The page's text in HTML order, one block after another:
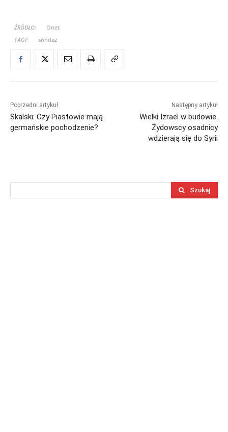
ŹRÓDŁO:
Onet
TAGI:
sondaż
Poprzedni artykuł
Skalski: Czy Piastowie mają
germańskie pochodzenie?
Następny artykuł
Wielki Izrael w budowie.
Żydowscy osadnicy
wdzierają się do Syrii
Szukaj